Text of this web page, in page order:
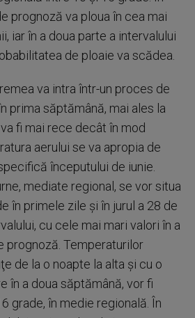
prognoză va ploua în cea mai
iar în a doua parte a intervalului
de ploaie va scădea.
va intra într-un proces de
prima săptămână, mai ales la
fi mai rece decât în mod
aerului se va apropia de
începutului de iunie.
mediate regional, se vor situa
în primele zile şi în jurul a 28 de
cu cele mai mari valori în a
prognoză. Temperaturilor
de la o noapte la alta şi cu o
în a doua săptămână, vor fi
grade, în medie regională. În